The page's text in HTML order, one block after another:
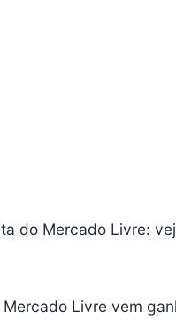
do Mercado Livre:
Livre vem